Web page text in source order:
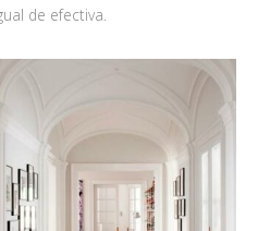
de efectiva.